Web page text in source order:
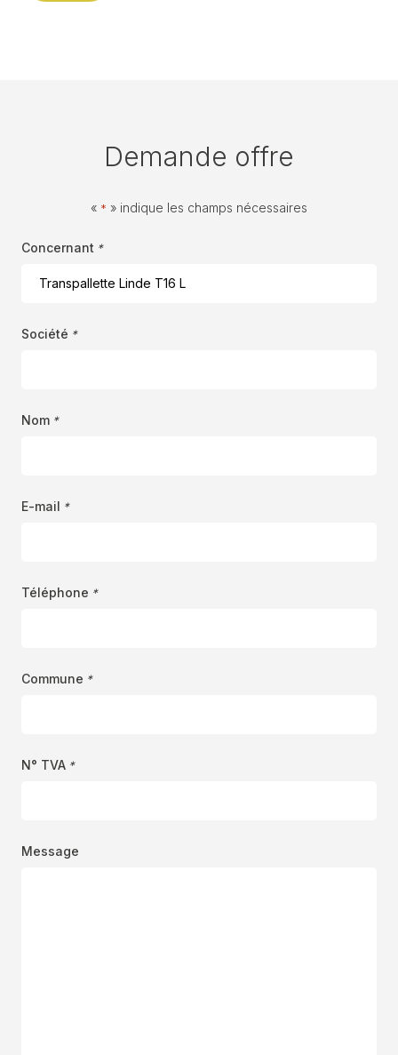
Demande offre
« * » indique les champs nécessaires
Concernant *
Société *
Nom *
E-mail *
Téléphone *
Commune *
N° TVA *
Message